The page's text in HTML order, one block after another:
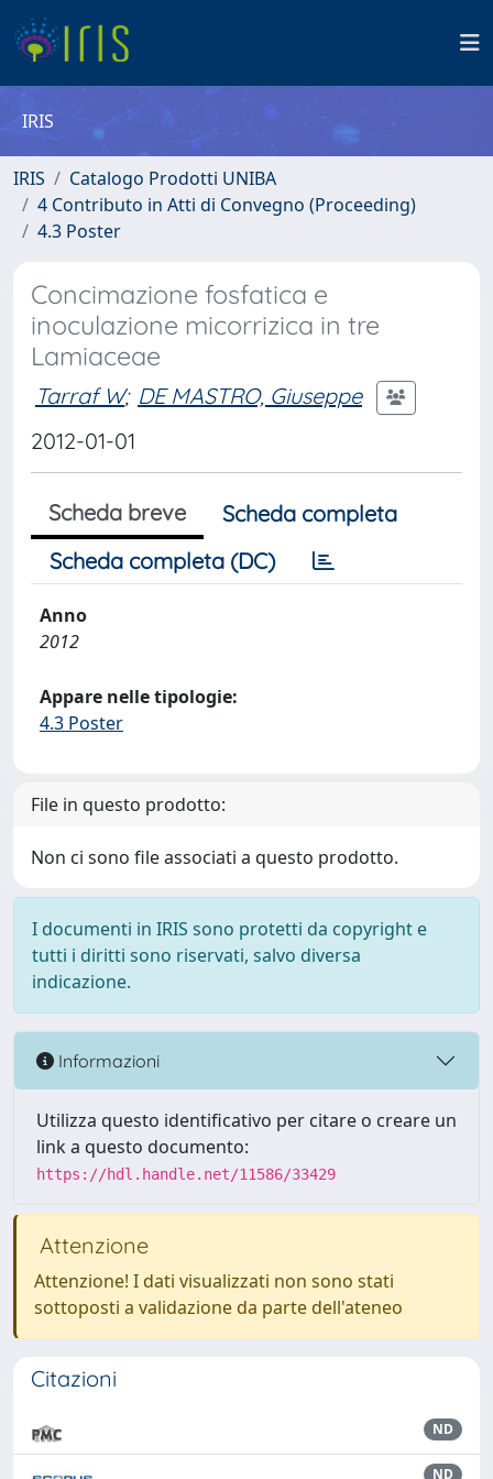
IRIS
IRIS
Catalogo Prodotti UNIBA
4 Contributo in Atti di Convegno (Proceeding)
4.3 Poster
Concimazione fosfatica e
inoculazione micorrizica in tre
Lamiaceae
Tarraf W; DE MASTRO, Giuseppe
2012-01-01
Scheda breve
Scheda completa
Scheda completa (DC)
Anno
2012
Appare nelle tipologie:
4.3 Poster
File in questo prodotto:
Non ci sono file associati a questo prodotto.
I documenti in IRIS sono protetti da copyright e
tutti i diritti sono riservati, salvo diversa
indicazione.
Informazioni
Utilizza questo identificativo per citare o creare un
link a questo documento:
https://hdl.handle.net/11586/33429
Attenzione
Attenzione! I dati visualizzati non sono stati
sottoposti a validazione da parte dell'ateneo
Citazioni
ND
ND